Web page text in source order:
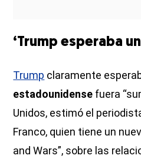
‘Trump esperaba
Trump claramente
estadounidense fuera
Unidos, estimó el
Franco, quien tiene un
and Wars”, sobre las